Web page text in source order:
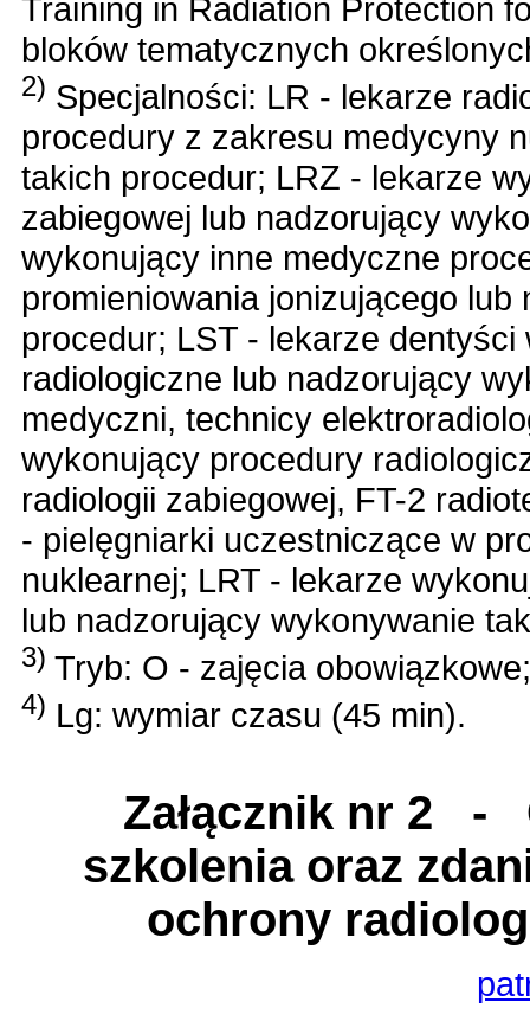
Training in Radiation Protection
bloków tematycznych
2) Specjalności: LR - lekarze
procedury z zakresu medycyny
takich procedur; LRZ - lekarze
zabiegowej lub nadzorujący
wykonujący inne medyczne
promieniowania jonizującego
procedur; LST - lekarze
radiologiczne lub nadzorujący
medyczni, technicy
wykonujący procedury
radiologii zabiegowej, FT-2
- pielęgniarki uczestniczące w
nuklearnej; LRT - lekarze
lub nadzorujący wykonywanie
3) Tryb: O - zajęcia
4) Lg: wymiar czasu (45 min).
Załącznik nr 2 -
szkolenia oraz
ochrony